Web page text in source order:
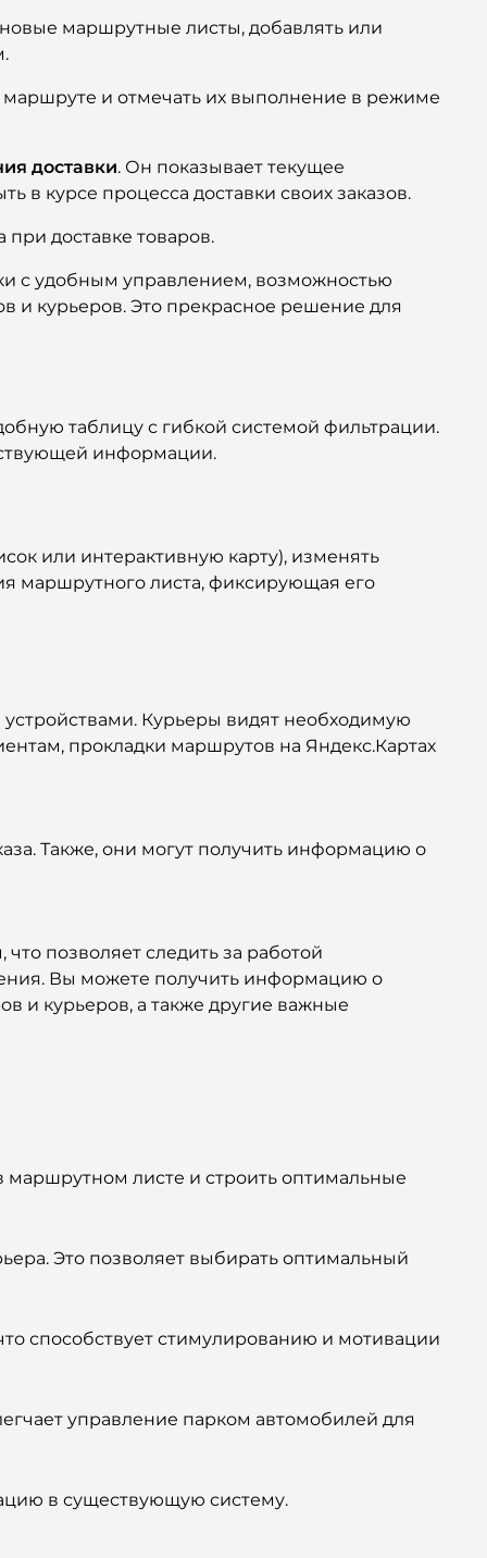
маршрутные листы, добавлять или
и отмечать их выполнение в режиме
доставки. Он показывает текущее
в курсе процесса доставки своих заказов.
доставке товаров.
с удобным управлением, возможностью
и курьеров. Это прекрасное решение для
таблицу с гибкой системой фильтрации.
информации.
или интерактивную карту), изменять
маршрутного листа, фиксирующая его
Курьеры видят необходимую
прокладки маршрутов на Яндекс.Картах
Также, они могут получить информацию о
позволяет следить за работой
Вы можете получить информацию о
и курьеров, а также другие важные
маршрутном листе и строить оптимальные
Это позволяет выбирать оптимальный
способствует стимулированию и мотивации
управление парком автомобилей для
в существующую систему.